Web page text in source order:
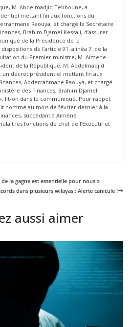
M. Abdelmadjid Tebboune, a
mettant fin aux fonctions du
Raouya, et chargé le Secrétaire
Brahim Djamel Kessali, d’assurer
de la Présidence de la
de l’article 91, alinéa 7, de la
du Premier ministre, M. Aïmene
de la République, M. Abdelmadjid
un décret présidentiel mettant fin aux
Abderrahmane Raouya, et chargé
des Finances, Brahim Djamel
lit-on dans le communiqué. Pour rappel,
nommé au mois de février dernier à la
succédant à Aïmène
les fonctions de chef de l’Exécutif et
la gagne est essentielle pour nous »
dans plusieurs wilayas : Alerte canicule !
aussi aimer